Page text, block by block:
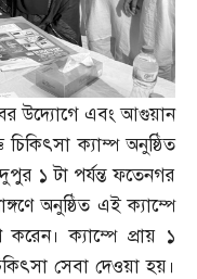
উদ্যোগে এবং আগুয়ান
চিকিৎসা ক্যাম্প অনুষ্ঠিত
১ টা পর্যন্ত ফতেনগর
অনুষ্ঠিত এই ক্যাম্পে
ক্যাম্পে প্রায় ১
সেবা দেওয়া হয়।